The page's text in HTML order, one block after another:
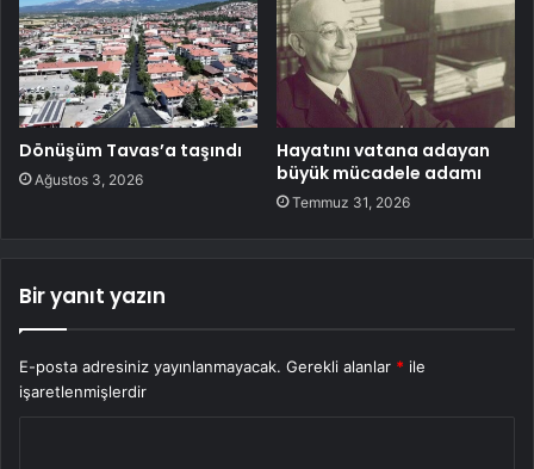
Dönüşüm Tavas’a taşındı
Ağustos 3, 2026
Hayatını vatana adayan
büyük mücadele adamı
Temmuz 31, 2026
Bir yanıt yazın
E-posta adresiniz yayınlanmayacak. Gerekli alanlar * ile
işaretlenmişlerdir